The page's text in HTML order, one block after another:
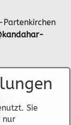
Sie
nur